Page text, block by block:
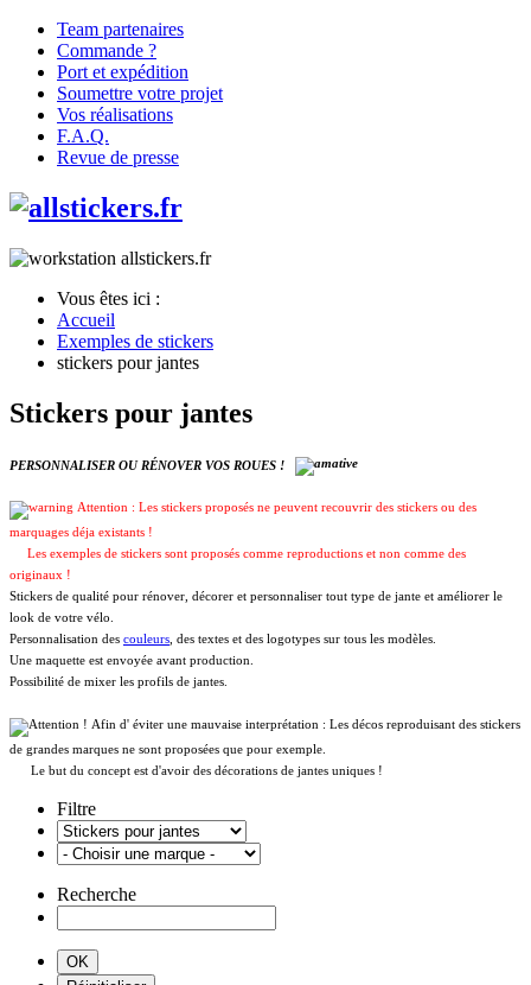
Team partenaires
Commande ?
Port et expédition
Soumettre votre projet
Vos réalisations
F.A.Q.
Revue de presse
Vous êtes ici :
Accueil
Exemples de stickers
stickers pour jantes
Stickers pour jantes
PERSONNALISER OU RÉNOVER VOS ROUES !
Attention : Les stickers proposés ne peuvent recouvrir des stickers ou des
marquages déja existants !
Les exemples de stickers sont proposés comme reproductions et non comme des
originaux !
Stickers de qualité pour rénover, décorer et personnaliser tout type de jante et améliorer le
look de votre vélo.
Personnalisation des couleurs , des textes et des logotypes sur tous les modèles.
Une maquette est envoyée avant production.
Possibilité de mixer les profils de jantes.
Afin d' éviter une mauvaise interprétation : Les décos reproduisant des stickers
de grandes marques ne sont proposées que pour exemple.
Le but du concept est d'avoir des décorations de jantes uniques !
Filtre
Recherche